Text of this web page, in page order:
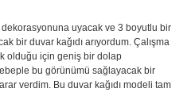
dekorasyonuna uyacak ve 3 boyutlu bir
bir duvar kağıdı arıyordum. Çalışma
olduğu için geniş bir dolap
bu görünümü sağlayacak bir
verdim. Bu duvar kağıdı modeli tam